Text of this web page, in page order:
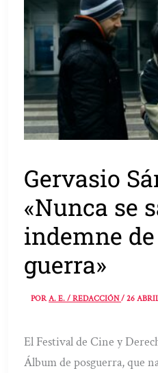
Gervasio
«Nunca se
indemne
guerra»
PORA. E. / REDACCIÓN/26
El Festival de Cine y
Álbum de posguerra, que